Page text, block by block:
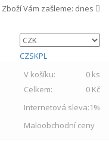
Zboží Vám zašleme: dnes
CZSKPL
V košíku:
0 ks
Celkem:
0 Kč
Internetová sleva:1%
Maloobchodní ceny